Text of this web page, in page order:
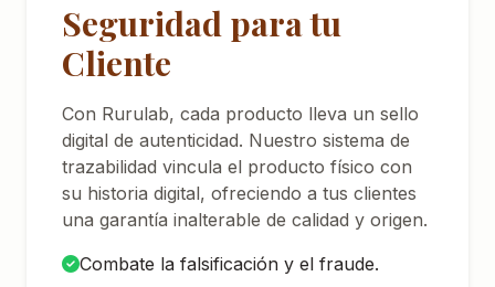
Seguridad para tu
Cliente
Con Rurulab, cada producto lleva un sello
digital de autenticidad. Nuestro sistema de
trazabilidad vincula el producto físico con
su historia digital, ofreciendo a tus clientes
una garantía inalterable de calidad y origen.
Combate la falsificación y el fraude.